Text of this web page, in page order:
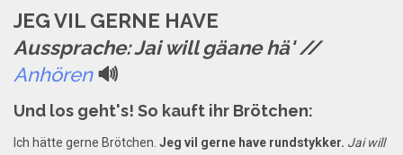
JEG VIL GERNE HAVE
Aussprache: Jai will gäane hä' //
Anhören🔊
Und los geht's! So kauft ihr Brötchen:
Ich hätte gerne Brötchen. Jeg vil gerne have rundstykker. Jai will